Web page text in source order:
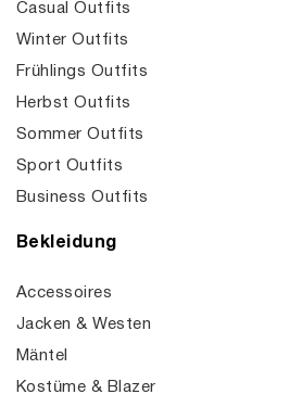
Casual Outfits
Winter Outfits
Frühlings Outfits
Herbst Outfits
Sommer Outfits
Sport Outfits
Business Outfits
Bekleidung
Accessoires
Jacken & Westen
Mäntel
Kostüme & Blazer